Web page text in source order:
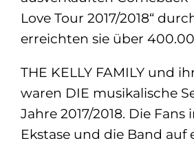
Love Tour 2017/2018“
erreichten sie über
THE KELLY FAMILY und
waren DIE musikalische
Jahre 2017/2018. Die Fans
Ekstase und die Band auf